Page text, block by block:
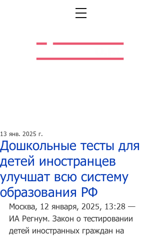
Дошкольные тесты для
детей иностранцев
улучшат всю систему
образования РФ
13 янв. 2025 г.
Москва, 12 января, 2025, 13:28 —
ИА Регнум. Закон о тестировании
детей иностранных граждан на